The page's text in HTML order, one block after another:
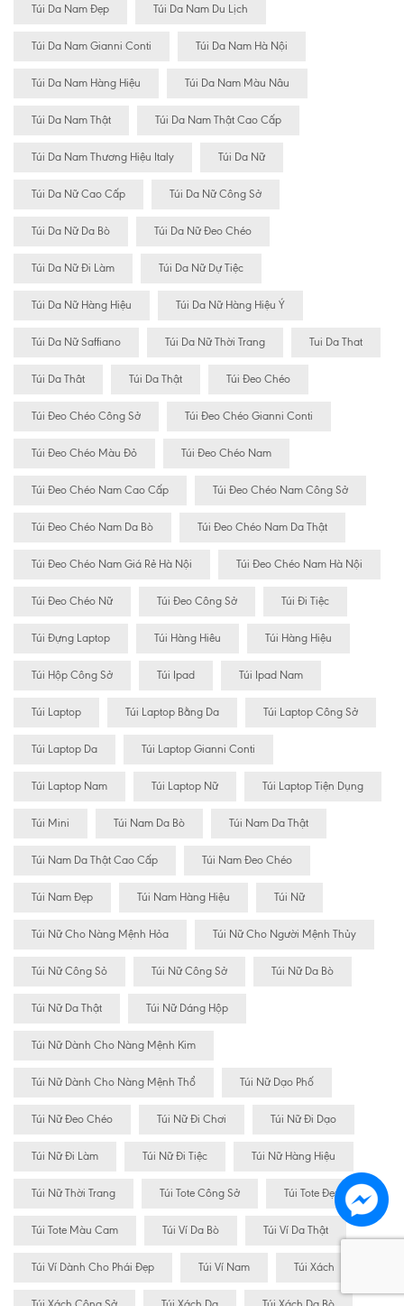
Túi Da Nam Đẹp Túi Da Nam Du Lịch
Túi Da Nam Gianni Conti Túi Da Nam Hà Nội
Túi Da Nam Hàng Hiệu Túi Da Nam Màu Nâu
Túi Da Nam Thật Túi Da Nam Thật Cao Cấp
Túi Da Nam Thương Hiệu Italy Túi Da Nữ
Túi Da Nữ Cao Cấp Túi Da Nữ Công Sở
Túi Da Nữ Da Bò Túi Da Nữ Đeo Chéo
Túi Da Nữ Đi Làm Túi Da Nữ Dự Tiệc
Túi Da Nữ Hàng Hiệu Túi Da Nữ Hàng Hiệu Ý
Túi Da Nữ Saffiano Túi Da Nữ Thời Trang Tui Da That
Túi Da Thât Túi Da Thật Túi Đeo Chéo
Túi Đeo Chéo Công Sở Túi Đeo Chéo Gianni Conti
Túi Đeo Chéo Màu Đỏ Túi Đeo Chéo Nam
Túi Đeo Chéo Nam Cao Cấp Túi Đeo Chéo Nam Công Sở
Túi Đeo Chéo Nam Da Bò Túi Đeo Chéo Nam Da Thật
Túi Đeo Chéo Nam Giá Rẻ Hà Nội Túi Đeo Chéo Nam Hà Nội
Túi Đeo Chéo Nữ Túi Đeo Công Sở Túi Đi Tiệc
Túi Đựng Laptop Túi Hàng Hiêu Túi Hàng Hiệu
Túi Hộp Công Sở Túi Ipad Túi Ipad Nam
Túi Laptop Túi Laptop Bằng Da Túi Laptop Công Sở
Túi Laptop Da Túi Laptop Gianni Conti
Túi Laptop Nam Túi Laptop Nữ Túi Laptop Tiện Dụng
Túi Mini Túi Nam Da Bò Túi Nam Da Thật
Túi Nam Da Thật Cao Cấp Túi Nam Đeo Chéo
Túi Nam Đẹp Túi Nam Hàng Hiệu Túi Nữ
Túi Nữ Cho Nàng Mệnh Hỏa Túi Nữ Cho Người Mệnh Thủy
Túi Nữ Công Sỏ Túi Nữ Công Sở Túi Nữ Da Bò
Túi Nữ Da Thật Túi Nữ Dáng Hộp
Túi Nữ Dành Cho Nàng Mệnh Kim
Túi Nữ Dành Cho Nàng Mệnh Thổ Túi Nữ Dạo Phố
Túi Nữ Đeo Chéo Túi Nữ Đi Chơi Túi Nữ Đi Dạo
Túi Nữ Đi Làm Túi Nữ Đi Tiệc Túi Nữ Hàng Hiệu
Túi Nữ Thời Trang Túi Tote Công Sở Túi Tote Đẹp
Túi Tote Màu Cam Túi Ví Da Bò Túi Ví Da Thật
Túi Ví Dành Cho Phái Đẹp Túi Ví Nam Túi Xách